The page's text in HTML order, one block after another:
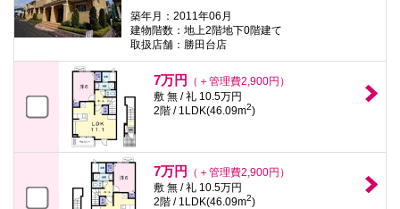
築年月：2011年06月
建物階数：地上2階地下0階建て
取扱店舗：勝田台店
7万円
（＋管理費2,900円）
敷 無 / 礼 10.5万円
2階 / 1LDK(46.09m2)
7万円
（＋管理費2,900円）
敷 無 / 礼 10.5万円
2階 / 1LDK(46.09m2)